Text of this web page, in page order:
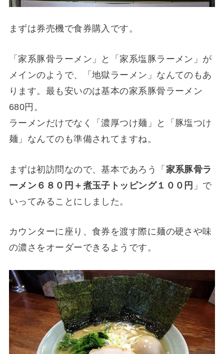
まずは券売機で食券購入です。
「家系豚骨ラーメン」と「家系塩豚ラーメン」が
メインのようで、「地獄ラーメン」なんてのもあ
ります。最も安いのは基本の家系豚骨ラーメン
680円。
ラーメンだけでなく「濃厚つけ麺」と「豚塩つけ
麺」なんてのも準備されてますね。
まずは初訪問なので、基本であろう「 家系豚骨ラ
ーメン６８０円＋煮玉子トッピング１００円 」で
いってみることにしました。
カウンターに座り、食券を渡す際に麺の硬さや味
の濃さをオーダーできるようです。